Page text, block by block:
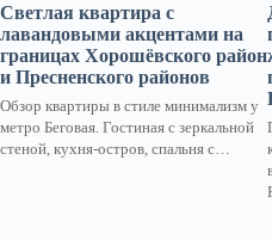
Светлая квартира с
лавандовыми акцентами на
границах Хорошёвского район
и Пресненского районов
Обзор квартиры в стиле минимализм у
метро Беговая. Гостиная с зеркальной
стеной, кухня-остров, спальня с…